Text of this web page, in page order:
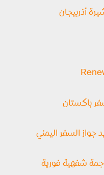
أذربيجان
باكستان
جواز السفر اليمني
شفهية فورية